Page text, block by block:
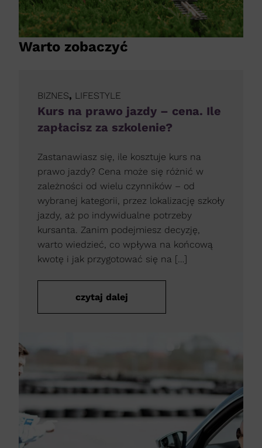
Warto zobaczyć
BIZNES, LIFESTYLE
Kurs na prawo jazdy – cena. Ile
zapłacisz za szkolenie?
Zastanawiasz się, ile kosztuje kurs na
prawo jazdy? Cena może się różnić w
zależności od wielu czynników – od
wybranej kategorii, przez lokalizację szkoły
jazdy, aż po indywidualne potrzeby
kursanta. Zanim podejmiesz decyzję,
warto wiedzieć, co wpływa na końcową
kwotę i jak przygotować się na […]
czytaj dalej